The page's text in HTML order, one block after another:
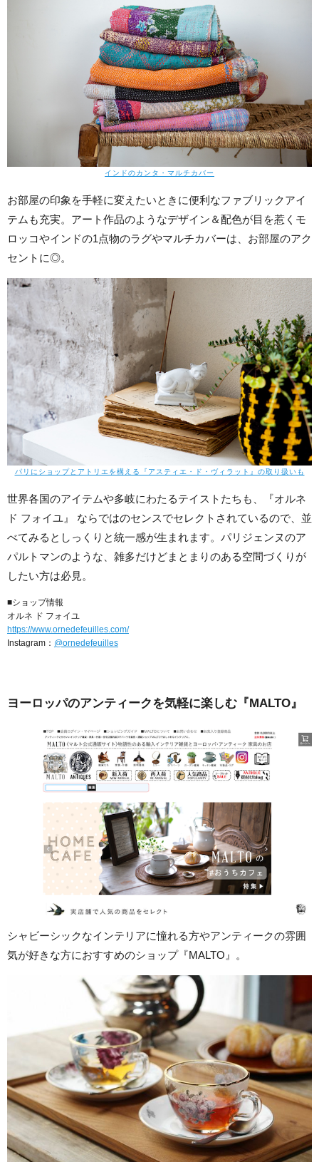
インドのカンタ・マルチカバー
お部屋の印象を手軽に変えたいときに便利なファブリックアイ
テムも充実。アート作品のようなデザイン＆配色が目を惹くモ
ロッコやインドの1点物のラグやマルチカバーは、お部屋のアク
セントに◎。
パリにショップとアトリエを構える『アスティエ・ド・ヴィラット』の取り扱いも
世界各国のアイテムや多岐にわたるテイストたちも、『オルネ
ド フォイユ』 ならではのセンスでセレクトされているので、並
べてみるとしっくりと統一感が生まれます。パリジェンヌのア
パルトマンのような、雑多だけどまとまりのある空間づくりが
したい方は必見。
■ショップ情報
オルネ ド フォイユ
https://www.ornedefeuilles.com/
Instagram： @ornedefeuilles
ヨーロッパのアンティークを気軽に楽しむ『MALTO』
シャビーシックなインテリアに憧れる方やアンティークの雰囲
気が好きな方におすすめのショップ『MALTO』。